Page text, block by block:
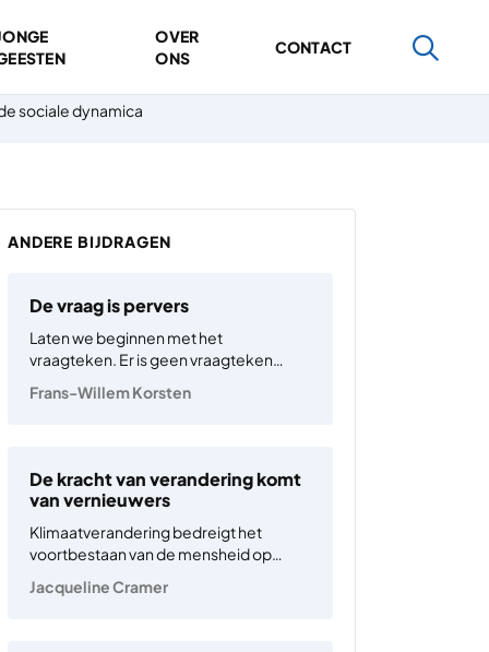
OVER
ONS
CONTACT
sociale dynamica
ANDERE BIJDRAGEN
De vraag is pervers
Laten we beginnen met het
vraagteken. Er is geen vraagteken
voor de komende eeuwen, wellicht
Dan het ‘we’. Tja,…
Frans-Willem Korsten
De kracht van verandering komt
van vernieuwers
Klimaatverandering bedreigt het
voortbestaan van de mensheid op
wordt steeds breder erkend. Uit de
Jacqueline Cramer